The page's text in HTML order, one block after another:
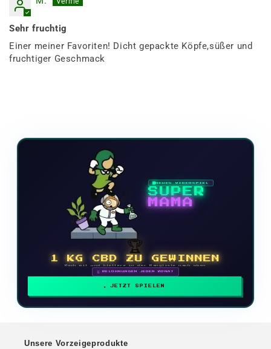
Sehr fruchtig
Einer meiner Favoriten! Dicht gepackte Köpfe,süßer und
fruchtiger Geschmack
NEUES VIDEOSPIEL
SUPER
MAMA
🏆
1 KG CBD ZU GEWINNEN
Mach mit und klettere in der Rangliste nach oben
🗓 BELOHNUNGEN JEDEN MONAT
JETZT SPIELEN
Unsere Vorzeigeprodukte